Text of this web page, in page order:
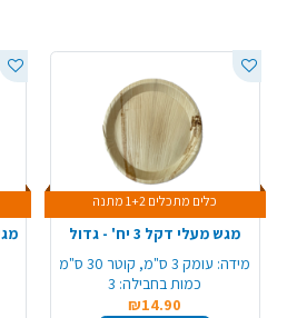
כלים מתכלים 1+2 מתנה
מגש מעלי דקל 3 יח' - גדול
מידה: עומק 3 ס"מ, קוטר 30 ס"מ
כמות בחבילה: 3
₪14.90